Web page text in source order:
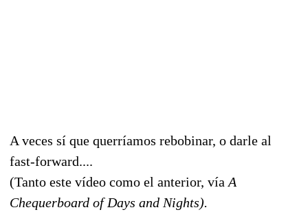
A veces sí que querríamos rebobinar, o darle al
fast-forward....
(Tanto este vídeo como el anterior, vía A
Chequerboard of Days and Nights).